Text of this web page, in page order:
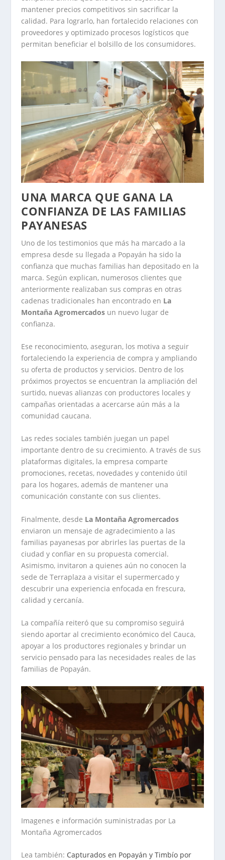
mantener precios competitivos sin sacrificar la
calidad. Para lograrlo, han fortalecido relaciones con
proveedores y optimizado procesos logísticos que
permitan beneficiar el bolsillo de los consumidores.
UNA MARCA QUE GANA LA
CONFIANZA DE LAS FAMILIAS
PAYANESAS
Uno de los testimonios que más ha marcado a la
empresa desde su llegada a Popayán ha sido la
confianza que muchas familias han depositado en la
marca. Según explican, numerosos clientes que
anteriormente realizaban sus compras en otras
cadenas tradicionales han encontrado en La
Montaña Agromercados un nuevo lugar de
confianza.
Ese reconocimiento, aseguran, los motiva a seguir
fortaleciendo la experiencia de compra y ampliando
su oferta de productos y servicios. Dentro de los
próximos proyectos se encuentran la ampliación del
surtido, nuevas alianzas con productores locales y
campañas orientadas a acercarse aún más a la
comunidad caucana.
Las redes sociales también juegan un papel
importante dentro de su crecimiento. A través de sus
plataformas digitales, la empresa comparte
promociones, recetas, novedades y contenido útil
para los hogares, además de mantener una
comunicación constante con sus clientes.
Finalmente, desde La Montaña Agromercados
enviaron un mensaje de agradecimiento a las
familias payanesas por abrirles las puertas de la
ciudad y confiar en su propuesta comercial.
Asimismo, invitaron a quienes aún no conocen la
sede de Terraplaza a visitar el supermercado y
descubrir una experiencia enfocada en frescura,
calidad y cercanía.
La compañía reiteró que su compromiso seguirá
siendo aportar al crecimiento económico del Cauca,
apoyar a los productores regionales y brindar un
servicio pensado para las necesidades reales de las
familias de Popayán.
Imagenes e información suministradas por La
Montaña Agromercados
Lea también: Capturados en Popayán y Timbío por